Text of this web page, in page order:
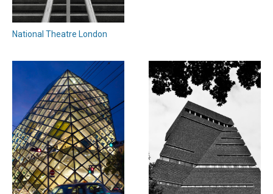
National Theatre London